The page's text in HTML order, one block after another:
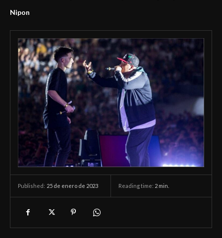
Nipon
Published: 25 de enero de 2023 Reading time: 2 min.